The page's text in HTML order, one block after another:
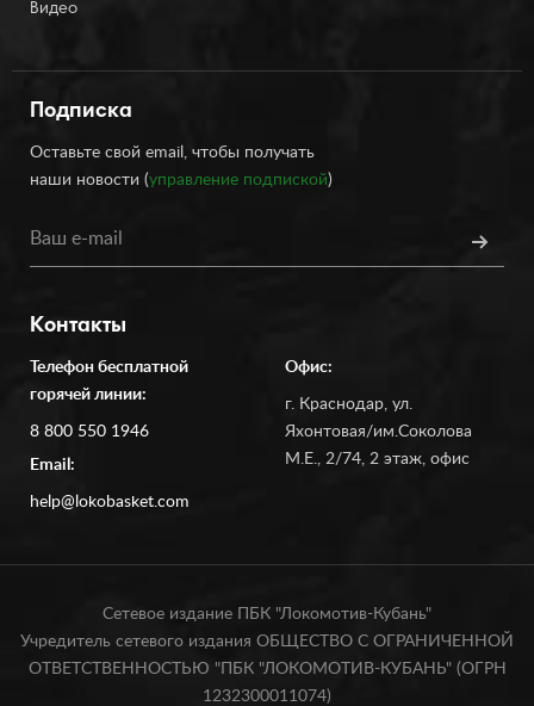
Видео
Подписка
Оставьте свой email, чтобы получать
наши новости (управление подпиской)
Контакты
Телефон бесплатной
горячей линии:
8 800 550 1946
Email:
help@lokobasket.com
Офис:
г. Краснодар, ул.
Яхонтовая/им.Соколова
М.Е., 2/74, 2 этаж, офис
Сетевое издание ПБК "Локомотив-Кубань"
Учредитель сетевого издания ОБЩЕСТВО С ОГРАНИЧЕННОЙ
ОТВЕТСТВЕННОСТЬЮ "ПБК "ЛОКОМОТИВ-КУБАНЬ" (ОГРН
1232300011074)